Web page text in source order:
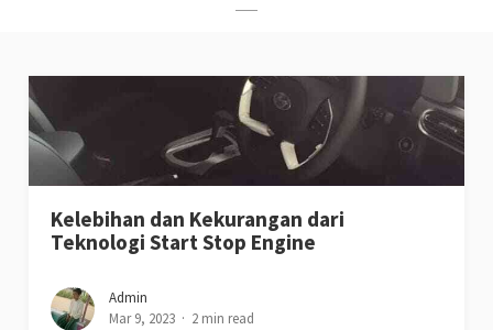
Kelebihan dan Kekurangan dari
Teknologi Start Stop Engine
Admin
Mar 9, 2023
2 min read